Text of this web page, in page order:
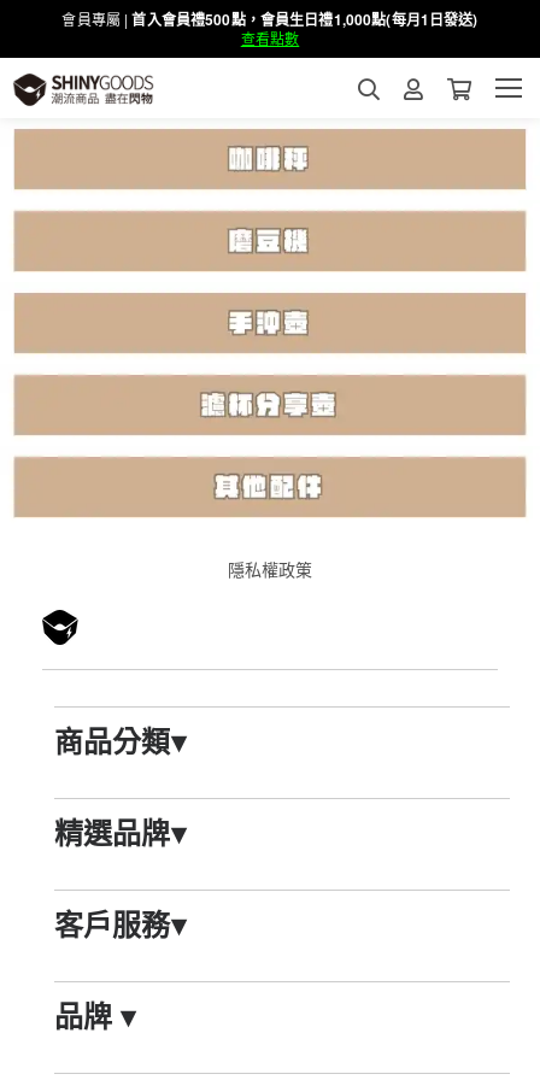
會員專屬 |首入會員禮500點，會員生日禮1,000點(每月1日發送)
查看點數
隱私權政䇿
商品分類▾
精選品牌▾
客戶服務▾
品牌▾